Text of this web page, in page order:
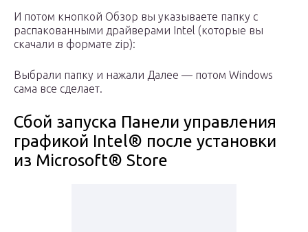
И потом кнопкой Обзор вы указываете папку с
распакованными драйверами Intel (которые вы
скачали в формате zip):
Выбрали папку и нажали Далее — потом Windows
сама все сделает.
Сбой запуска Панели управления
графикой Intel® после установки
из Microsoft® Store